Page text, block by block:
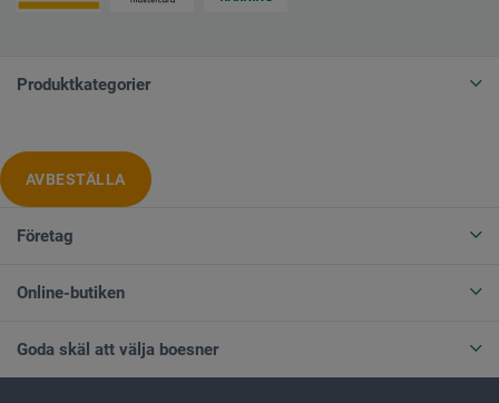
Produktkategorier
AVBESTÄLLA
Företag
Online-butiken
Goda skäl att välja boesner